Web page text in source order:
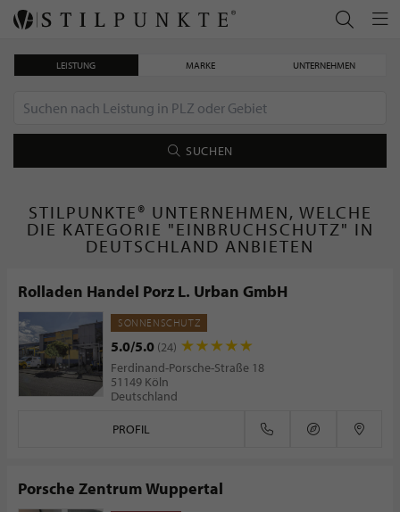
LEISTUNG MARKE UNTERNEHMEN
SUCHEN
STILPUNKTE® UNTERNEHMEN, WELCHE
DIE KATEGORIE "EINBRUCHSCHUTZ" IN
DEUTSCHLAND ANBIETEN
Rolladen Handel Porz L. Urban GmbH
SONNENSCHUTZ
5.0/5.0 (24)
Ferdinand-Porsche-Straße 18
51149 Köln
Deutschland
PROFIL
Porsche Zentrum Wuppertal